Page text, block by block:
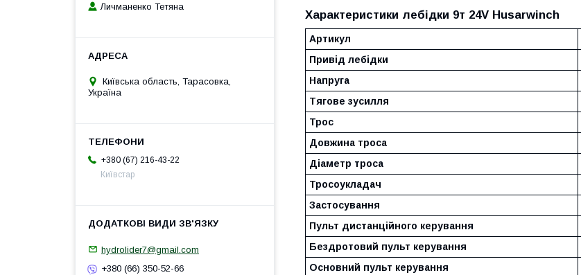
Характеристики лебідки 9т 24V Husarwinch
Артикул
Привід лебідки
Напруга
Тягове зусилля
Трос
Довжина троса
Діаметр троса
Тросоукладач
Застосування
Пульт дистанційного керування
Бездротовий пульт керування
Основний пульт керування
Личманенко Тетяна
Київська область, Тарасовка,
Україна
+380 (67) 216-43-22
Київстар
hydrolider7@gmail.com
+380 (66) 350-52-66